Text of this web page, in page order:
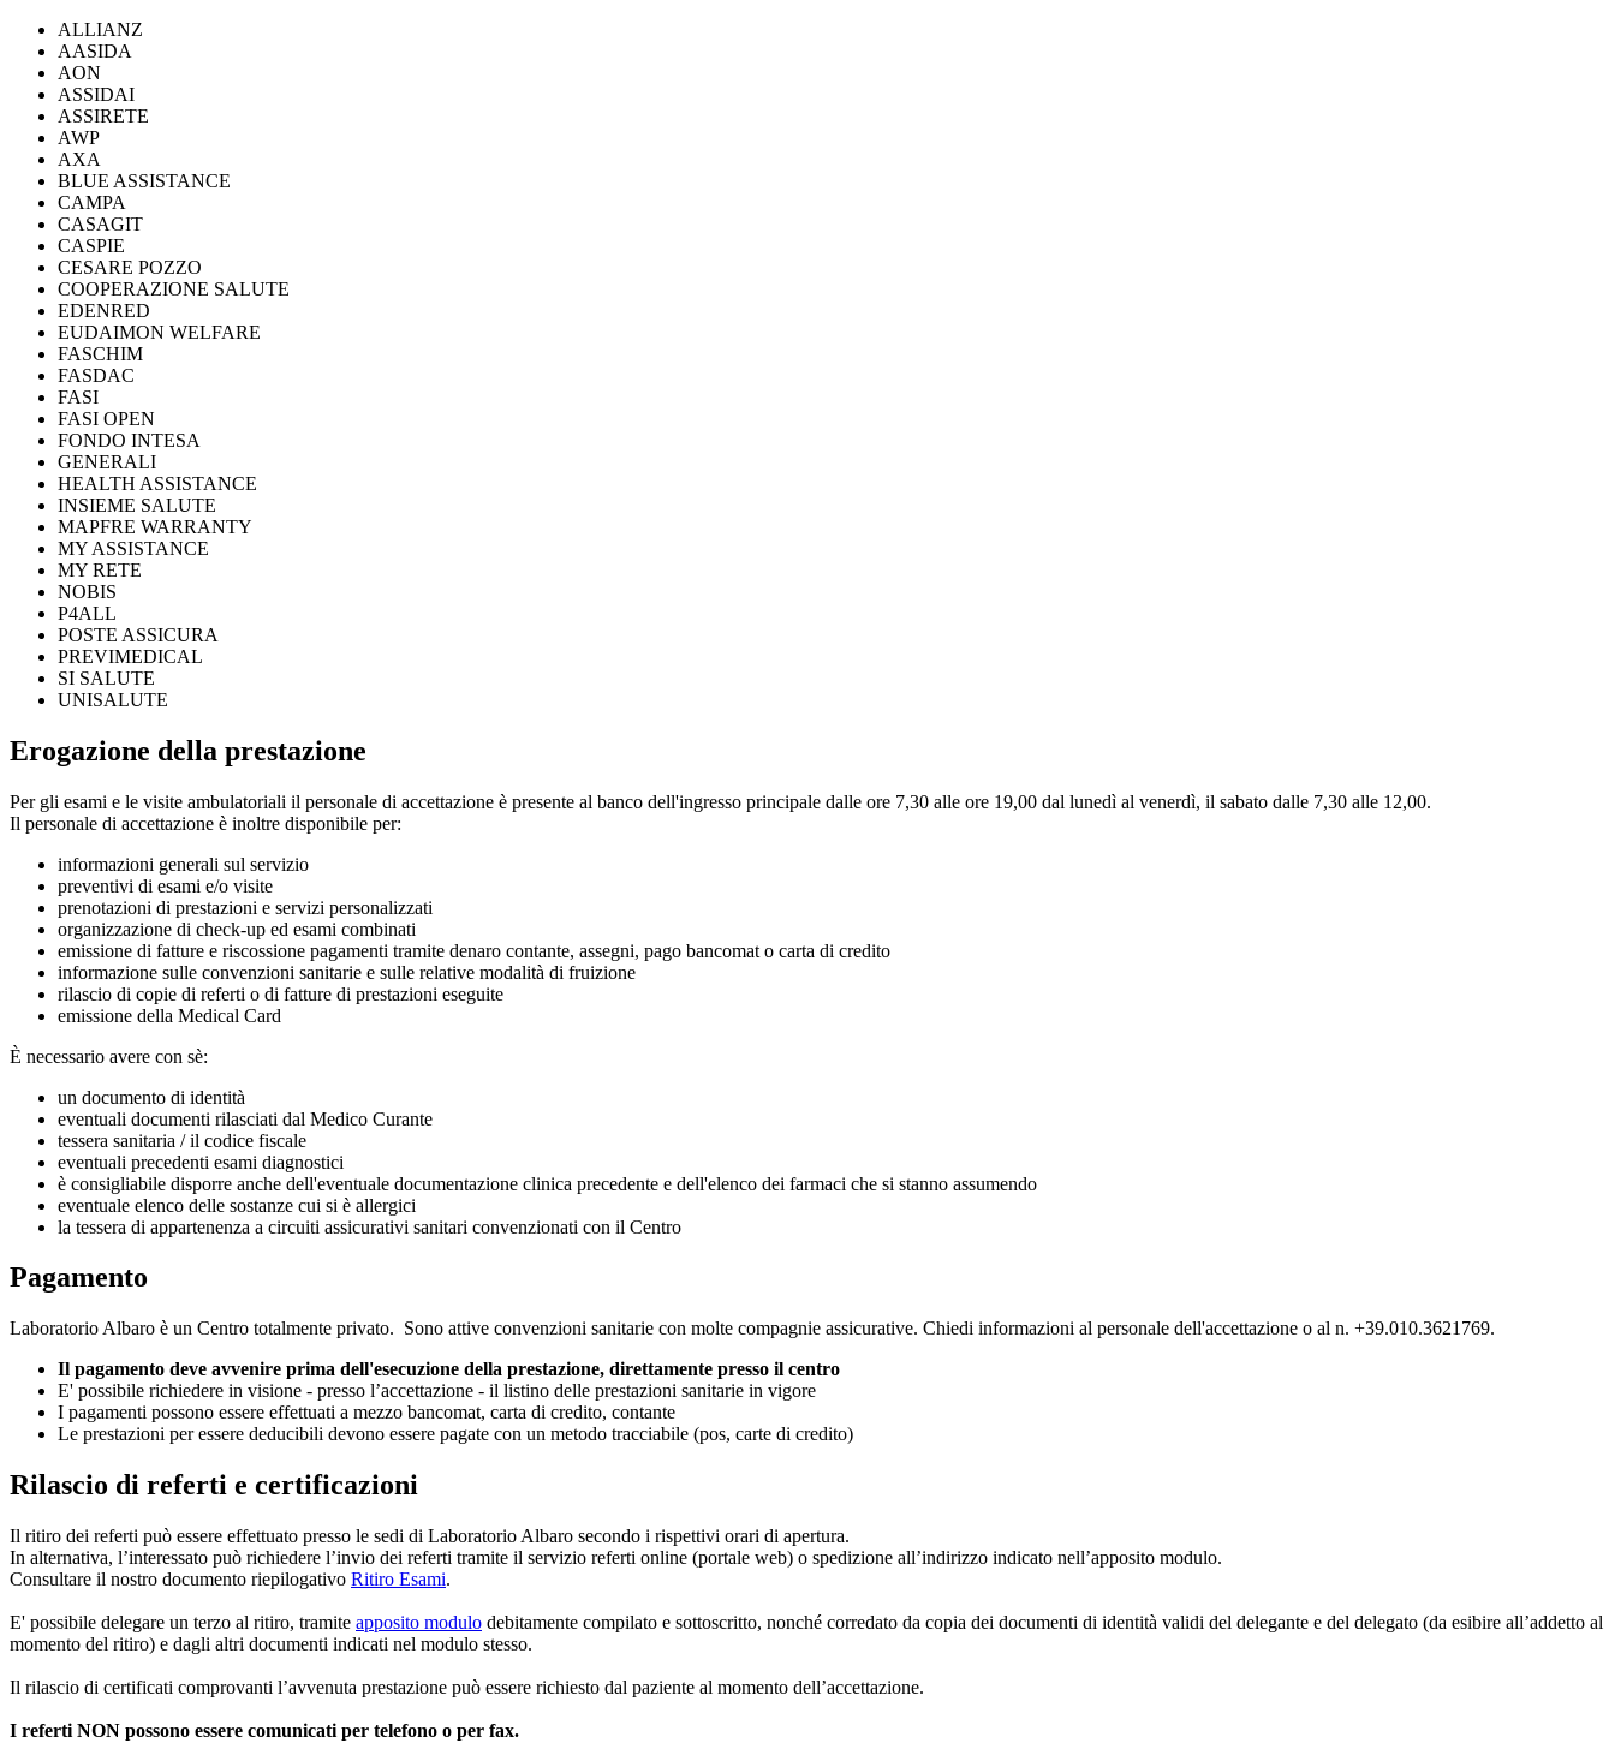
ALLIANZ
AASIDA
AON
ASSIDAI
ASSIRETE
AWP
AXA
BLUE ASSISTANCE
CAMPA
CASAGIT
CASPIE
CESARE POZZO
COOPERAZIONE SALUTE
EDENRED
EUDAIMON WELFARE
FASCHIM
FASDAC
FASI
FASI OPEN
FONDO INTESA
GENERALI
HEALTH ASSISTANCE
INSIEME SALUTE
MAPFRE WARRANTY
MY ASSISTANCE
MY RETE
NOBIS
P4ALL
POSTE ASSICURA
PREVIMEDICAL
SI SALUTE
UNISALUTE
Erogazione della prestazione
Per gli esami e le visite ambulatoriali il personale di accettazione è presente al banco dell'ingresso principale dalle ore 7,30 alle ore 19,00 dal lunedì al venerdì, il sabato dalle 7,30 alle 12,00.
Il personale di accettazione è inoltre disponibile per:
informazioni generali sul servizio
preventivi di esami e/o visite
prenotazioni di prestazioni e servizi personalizzati
organizzazione di check-up ed esami combinati
emissione di fatture e riscossione pagamenti tramite denaro contante, assegni, pago bancomat o carta di credito
informazione sulle convenzioni sanitarie e sulle relative modalità di fruizione
rilascio di copie di referti o di fatture di prestazioni eseguite
emissione della Medical Card
È necessario avere con sè:
un documento di identità
eventuali documenti rilasciati dal Medico Curante
tessera sanitaria / il codice fiscale
eventuali precedenti esami diagnostici
è consigliabile disporre anche dell'eventuale documentazione clinica precedente e dell'elenco dei farmaci che si stanno assumendo
eventuale elenco delle sostanze cui si è allergici
la tessera di appartenenza a circuiti assicurativi sanitari convenzionati con il Centro
Pagamento
Laboratorio Albaro è un Centro totalmente privato. Sono attive convenzioni sanitarie con molte compagnie assicurative. Chiedi informazioni al personale dell'accettazione o al n. +39.010.3621769.
Il pagamento deve avvenire prima dell'esecuzione della prestazione, direttamente presso il centro
E' possibile richiedere in visione - presso l’accettazione - il listino delle prestazioni sanitarie in vigore
I pagamenti possono essere effettuati a mezzo bancomat, carta di credito, contante
Le prestazioni per essere deducibili devono essere pagate con un metodo tracciabile (pos, carte di credito)
Rilascio di referti e certificazioni
Il ritiro dei referti può essere effettuato presso le sedi di Laboratorio Albaro secondo i rispettivi orari di apertura.
In alternativa, l’interessato può richiedere l’invio dei referti tramite il servizio referti online (portale web) o spedizione all’indirizzo indicato nell’apposito modulo.
Consultare il nostro documento riepilogativo Ritiro Esami.
E' possibile delegare un terzo al ritiro, tramite apposito modulo debitamente compilato e sottoscritto, nonché corredato da copia dei documenti di identità validi del delegante e del delegato (da esibire all’addetto al
momento del ritiro) e dagli altri documenti indicati nel modulo stesso.
Il rilascio di certificati comprovanti l’avvenuta prestazione può essere richiesto dal paziente al momento dell’accettazione.
I referti NON possono essere comunicati per telefono o per fax.